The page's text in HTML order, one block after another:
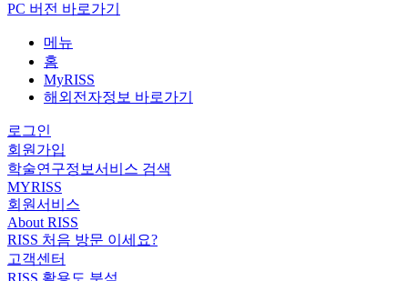
PC 버전 바로가기
메뉴
홈
MyRISS
해외전자정보 바로가기
로그인
회원가입
학술연구정보서비스 검색
MYRISS
회원서비스
About RISS
RISS 처음 방문 이세요?
고객센터